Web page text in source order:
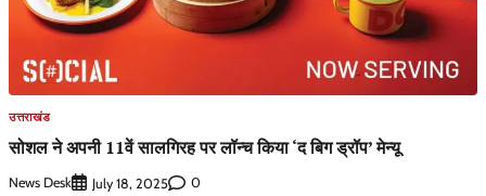
उत्तराखंड
सोशल ने अपनी 11वें सालगिरह पर लॉन्च किया ‘द बिग ड्रॉप’ मेन्यू
News Desk July 18, 2025 0